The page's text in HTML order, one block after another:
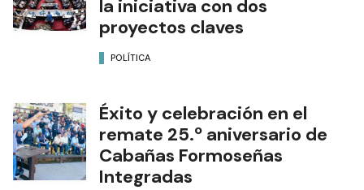
la iniciativa con dos
proyectos claves
POLÍTICA
Éxito y celebración en el
remate 25.º aniversario de
Cabañas Formoseñas
Integradas